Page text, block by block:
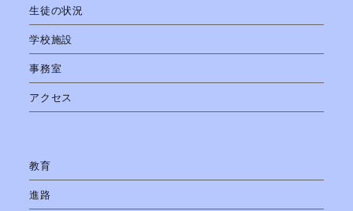
生徒の状況
学校施設
事務室
アクセス
教育
進路